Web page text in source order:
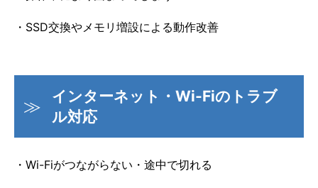
・SSD交換やメモリ増設による動作改善
インターネット・Wi-Fiのトラブ
ル対応
・Wi-Fiがつながらない・途中で切れる